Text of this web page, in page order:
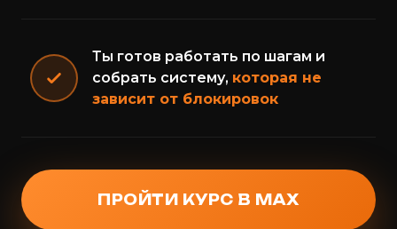
Ты готов работать по шагам и
собрать систему, которая не
зависит от блокировок
ПРОЙТИ КУРС В MAX